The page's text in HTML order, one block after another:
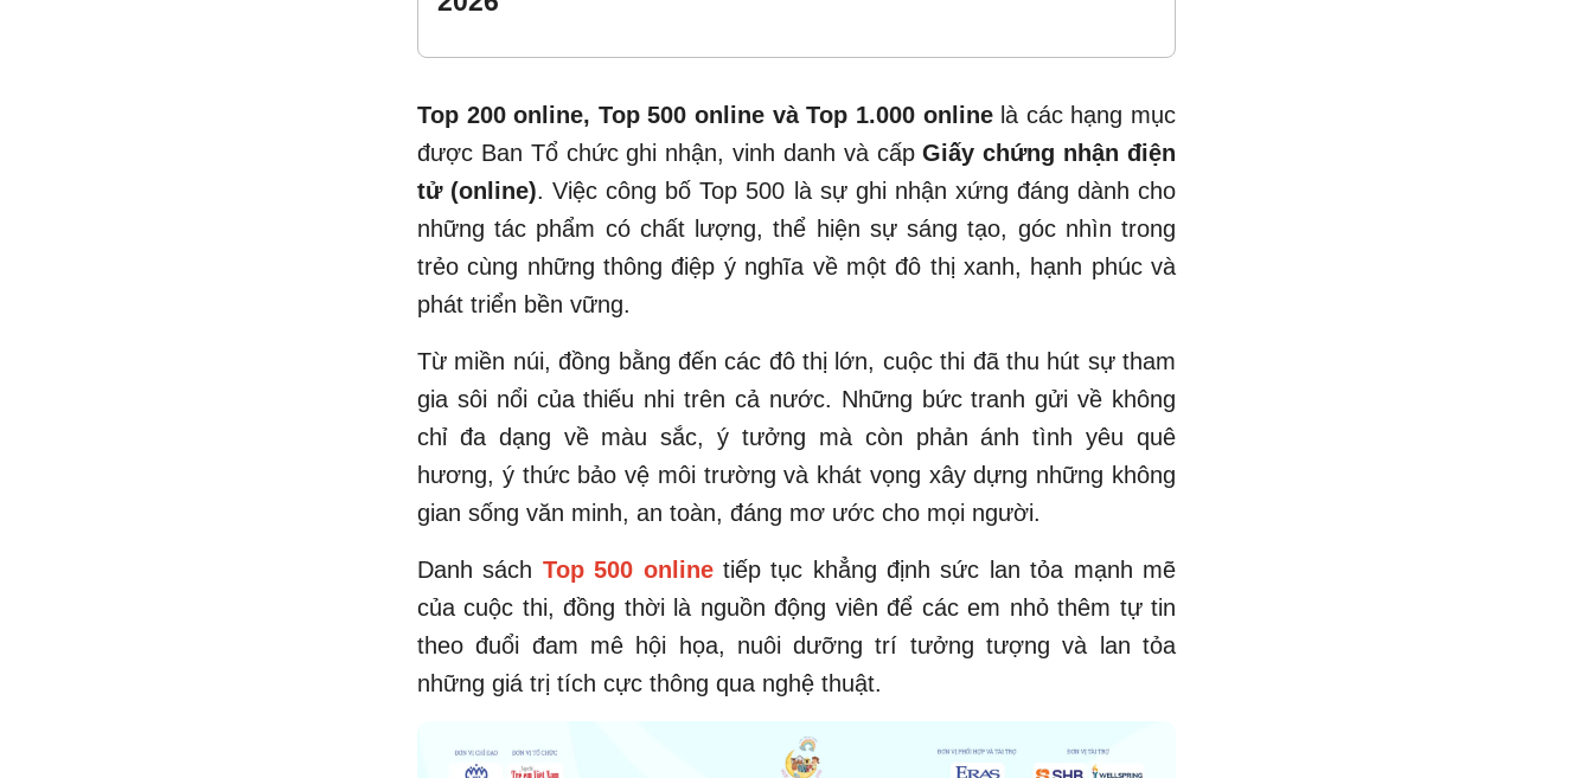
Top 200 online, Top 500 online và Top 1.000 onlinelà các hạng mục
được Ban Tổ chức ghi nhận, vinh danh và cấpGiấy chứng nhận điện
tử (online). Việc công bố Top 500 là sự ghi nhận xứng đáng dành cho
những tác phẩm có chất lượng, thể hiện sự sáng tạo, góc nhìn trong
trẻo cùng những thông điệp ý nghĩa về một đô thị xanh, hạnh phúc và
phát triển bền vững.
Từ miền núi, đồng bằng đến các đô thị lớn, cuộc thi đã thu hút sự tham
gia sôi nổi của thiếu nhi trên cả nước. Những bức tranh gửi về không
chỉ đa dạng về màu sắc, ý tưởng mà còn phản ánh tình yêu quê
hương, ý thức bảo vệ môi trường và khát vọng xây dựng những không
gian sống văn minh, an toàn, đáng mơ ước cho mọi người.
Danh sách Top 500 onlinetiếp tục khẳng định sức lan tỏa mạnh mẽ
của cuộc thi, đồng thời là nguồn động viên để các em nhỏ thêm tự tin
theo đuổi đam mê hội họa, nuôi dưỡng trí tưởng tượng và lan tỏa
những giá trị tích cực thông qua nghệ thuật.